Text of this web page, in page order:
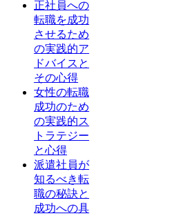
正社員への
転職を成功
させるため
の実践的ア
ドバイスと
その心得
女性の転職
成功のため
の実践的ス
トラテジー
と心得
派遣社員が
知るべき転
職の秘訣と
成功への具